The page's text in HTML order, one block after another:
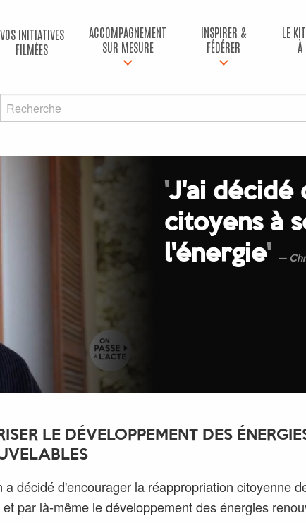
VOS INITIATIVES
FILMÉES
ACCOMPAGNEMENT
SUR MESURE
INSPIRER &
FÉDÉRER
LE
À
'J'ai décidé
citoyens à
l'énergie'
LE DÉVELOPPEMENT DES
a décidé d'encourager la réappropriation citoyenne
et par là-même le développement des énergies